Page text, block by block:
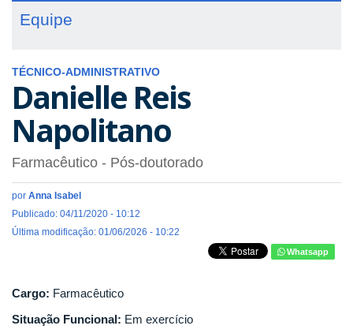
Equipe
TÉCNICO-ADMINISTRATIVO
Danielle Reis
Napolitano
Farmacêutico - Pós-doutorado
por Anna Isabel
Publicado: 04/11/2020 - 10:12
Última modificação: 01/06/2026 - 10:22
Whatsapp
Cargo: Farmacêutico
Situação Funcional: Em exercício